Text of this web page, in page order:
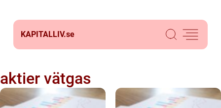
KAPITALLIV.se
aktier vätgas